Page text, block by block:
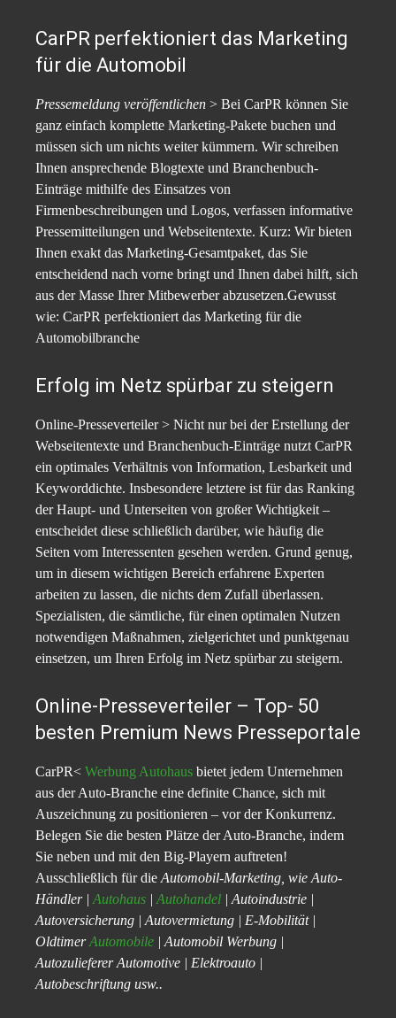
CarPR perfektioniert das Marketing
für die Automobil
Pressemeldung veröffentlichen > Bei CarPR können Sie
ganz einfach komplette Marketing-Pakete buchen und
müssen sich um nichts weiter kümmern. Wir schreiben
Ihnen ansprechende Blogtexte und Branchenbuch-
Einträge mithilfe des Einsatzes von
Firmenbeschreibungen und Logos, verfassen informative
Pressemitteilungen und Webseitentexte. Kurz: Wir bieten
Ihnen exakt das Marketing-Gesamtpaket, das Sie
entscheidend nach vorne bringt und Ihnen dabei hilft, sich
aus der Masse Ihrer Mitbewerber abzusetzen.Gewusst
wie: CarPR perfektioniert das Marketing für die
Automobilbranche
Erfolg im Netz spürbar zu steigern
Online-Presseverteiler > Nicht nur bei der Erstellung der
Webseitentexte und Branchenbuch-Einträge nutzt CarPR
ein optimales Verhältnis von Information, Lesbarkeit und
Keyworddichte. Insbesondere letztere ist für das Ranking
der Haupt- und Unterseiten von großer Wichtigkeit –
entscheidet diese schließlich darüber, wie häufig die
Seiten vom Interessenten gesehen werden. Grund genug,
um in diesem wichtigen Bereich erfahrene Experten
arbeiten zu lassen, die nichts dem Zufall überlassen.
Spezialisten, die sämtliche, für einen optimalen Nutzen
notwendigen Maßnahmen, zielgerichtet und punktgenau
einsetzen, um Ihren Erfolg im Netz spürbar zu steigern.
Online-Presseverteiler – Top- 50
besten Premium News Presseportale
CarPR< Werbung Autohaus bietet jedem Unternehmen
aus der Auto-Branche eine definite Chance, sich mit
Auszeichnung zu positionieren – vor der Konkurrenz.
Belegen Sie die besten Plätze der Auto-Branche, indem
Sie neben und mit den Big-Playern auftreten!
Ausschließlich für die Automobil-Marketing, wie Auto-
Händler | Autohaus | Autohandel | Autoindustrie |
Autoversicherung | Autovermietung | E-Mobilität |
OldtimerAutomobile | Automobil Werbung |
Autozulieferer Automotive | Elektroauto |
Autobeschriftung usw..